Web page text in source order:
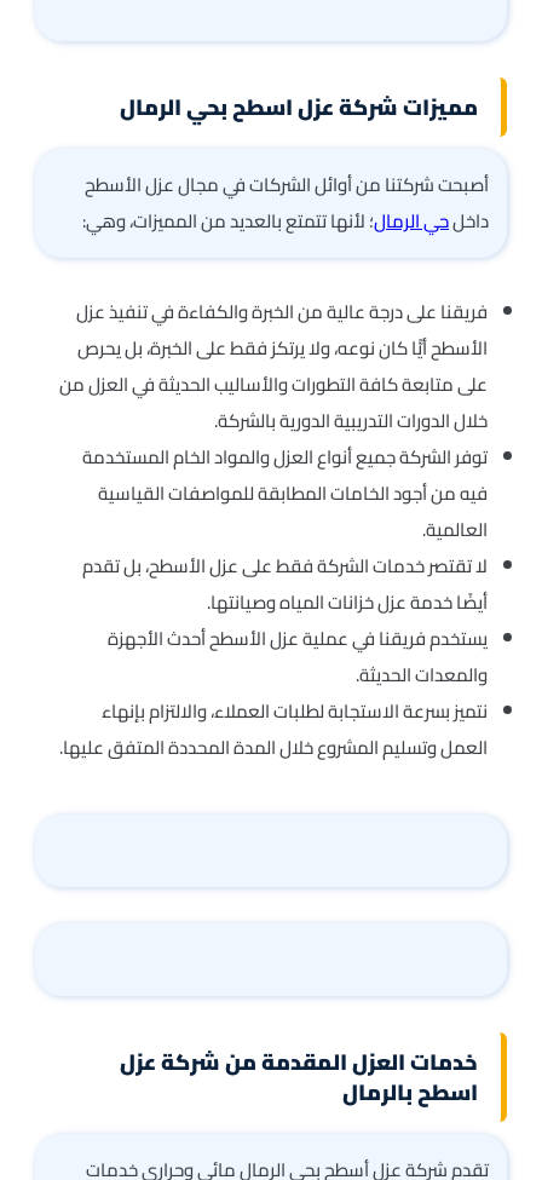
مميزات شركة عزل اسطح بحي الرمال
أصبحت شركتنا من أوائل الشركات في مجال عزل الأسطح
داخلحي الرمال؛ لأنها تتمتع بالعديد من المميزات، وهي:
فريقنا على درجة عالية من الخبرة والكفاءة في تنفيذ عزل
الأسطح أيًّا كان نوعه، ولا يرتكز فقط على الخبرة، بل يحرص
على متابعة كافة التطورات والأساليب الحديثة في العزل من
خلال الدورات التدريبية الدورية بالشركة.
توفر الشركة جميع أنواع العزل والمواد الخام المستخدمة
فيه من أجود الخامات المطابقة للمواصفات القياسية
العالمية.
لا تقتصر خدمات الشركة فقط على عزل الأسطح، بل تقدم
أيضًا خدمة عزل خزانات المياه وصيانتها.
يستخدم فريقنا في عملية عزل الأسطح أحدث الأجهزة
والمعدات الحديثة.
نتميز بسرعة الاستجابة لطلبات العملاء، والالتزام بإنهاء
العمل وتسليم المشروع خلال المدة المحددة المتفق عليها.
خدمات العزل المقدمة من شركة عزل
اسطح بالرمال
تقدم شركة عزل أسطح بحي الرمال مائي وحراري خدمات